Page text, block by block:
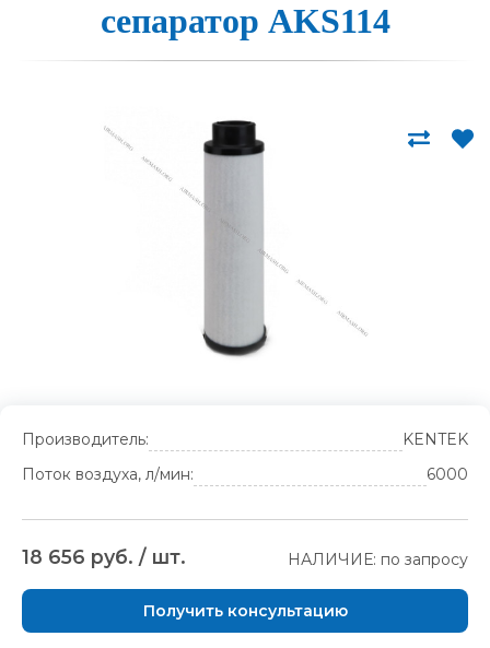
се­па­ра­тор AKS114
Производитель:
KENTEK
Поток воздуха, л/мин:
6000
18 656 руб. / шт. НАЛИЧИЕ: по запросу
Получить консультацию